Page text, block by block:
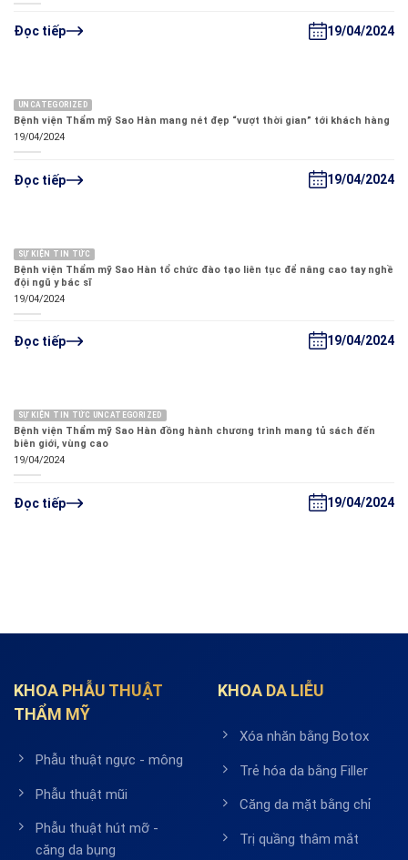
Đọc tiếp 19/04/2024
UNCATEGORIZED
Bệnh viện Thẩm mỹ Sao Hàn mang nét đẹp “vượt thời gian” tới khách hàng
19/04/2024
Đọc tiếp 19/04/2024
SỰ KIỆN TIN TỨC
Bệnh viện Thẩm mỹ Sao Hàn tổ chức đào tạo liên tục để nâng cao tay nghề
đội ngũ y bác sĩ
19/04/2024
Đọc tiếp 19/04/2024
SỰ KIỆN TIN TỨC UNCATEGORIZED
Bệnh viện Thẩm mỹ Sao Hàn đồng hành chương trình mang tủ sách đến
biên giới, vùng cao
19/04/2024
Đọc tiếp 19/04/2024
KHOA PHẪU THUẬT
THẨM MỸ
Phẫu thuật ngực - mông
Phẫu thuật mũi
Phẫu thuật hút mỡ -
căng da bụng
KHOA DA LIỄU
Xóa nhăn bằng Botox
Trẻ hóa da bằng Filler
Căng da mặt bằng chỉ
Trị quầng thâm mắt